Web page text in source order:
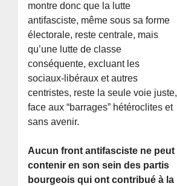
montre donc que la lutte
antifasciste, même sous sa forme
électorale, reste centrale, mais
qu’une lutte de classe
conséquente, excluant les
sociaux-libéraux et autres
centristes, reste la seule voie juste,
face aux “barrages” hétéroclites et
sans avenir.
Aucun front antifasciste ne peut
contenir en son sein des partis
bourgeois qui ont contribué à la